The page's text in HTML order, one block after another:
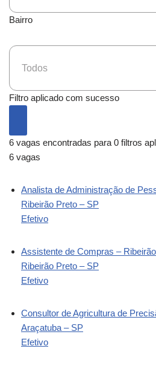
Bairro
Todos
Filtro aplicado com sucesso
6 vagas encontradas para 0 filtros
6 vagas
Analista de Administração de
Ribeirão Preto – SP
Efetivo
Assistente de Compras –
Ribeirão Preto – SP
Efetivo
Consultor de Agricultura de
Araçatuba – SP
Efetivo